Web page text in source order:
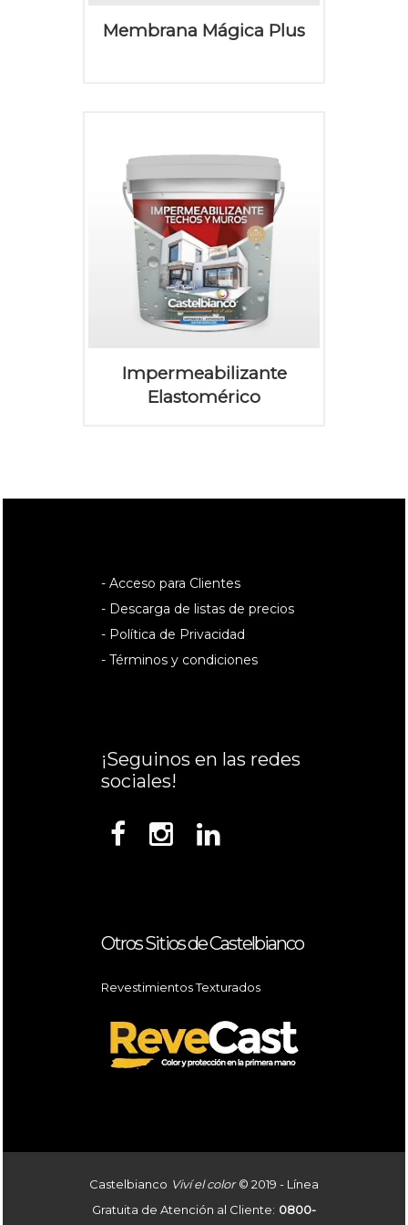
Membrana Mágica Plus
Impermeabilizante
Elastomérico
- Acceso para Clientes
- Descarga de listas de precios
- Política de Privacidad
- Términos y condiciones
¡Seguinos en las redes
sociales!
Otros Sitios de Castelbianco
Revestimientos Texturados
Castelbianco Viví el color© 2019 - Línea
Gratuita de Atención al Cliente: 0800-